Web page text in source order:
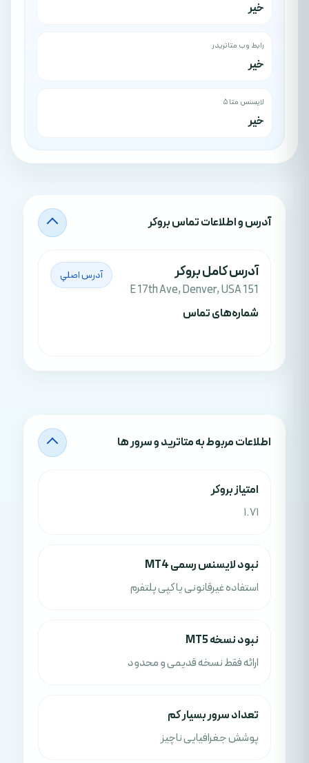
خیر
رابط وب متاتریدر
خیر
لایسنس متا ۵
خیر
آدرس‌ و اطلاعات تماس بروکر
آدرس کامل بروکر
151 E 17th Ave, Denver, USA
آدرس اصلي
شماره‌های تماس
اطلاعات مربوط به متاترید و سرور ها
امتياز بروکر
1.71
نبود لایسنس رسمی MT4
استفاده غیرقانونی یا کپی پلتفرم
نبود نسخه MT5
ارائه فقط نسخه قدیمی و محدود
تعداد سرور بسیار کم
پوشش جغرافیایی ناچیز